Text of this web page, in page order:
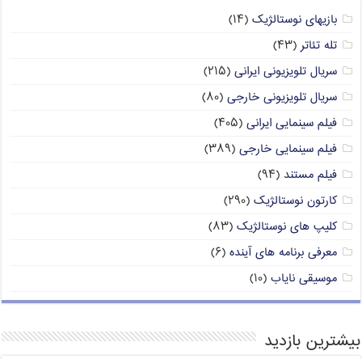
بازیهای نوستالژیک (۱۴)
تله تئاتر (۴۳)
سریال تلویزیونی ایرانی (۲۱۵)
سریال تلویزیونی خارجی (۸۰)
فیلم سینمایی ایرانی (۴۰۵)
فیلم سینمایی خارجی (۳۸۹)
فیلم مستند (۹۴)
کارتون نوستالژیک (۲۹۰)
کلیپ های نوستالژیک (۸۳)
معرفی برنامه های آینده (۶)
موسیقی نایاب (۱۰)
بیشترین بازدید